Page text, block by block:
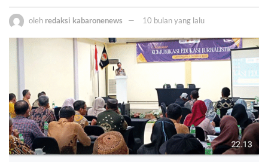
oleh redaksi kabaronenews 10 bulan yang lalu